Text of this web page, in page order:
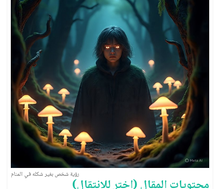
الحيوانات والحشرات
سور القرآن الكريم
الأنبياء والصحابة
العبادات والشعائر الدينية
الجن والملائكة
رؤية شخص بغير شكله في المنام